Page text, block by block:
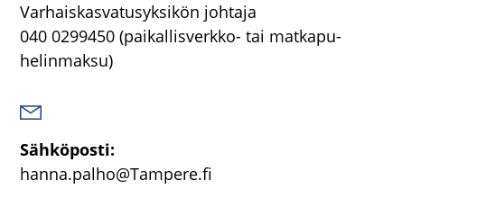
Var­hais­kas­va­tusyk­si­kön joh­ta­ja
040 0299450 (paikallisverkko-​ tai mat­ka­pu­
he­lin­mak­su)
Säh­kö­pos­ti:
hanna.palho@Tam­pe­re.fi